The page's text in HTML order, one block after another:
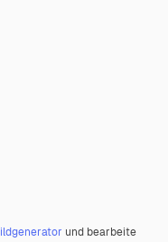
und bearbeite